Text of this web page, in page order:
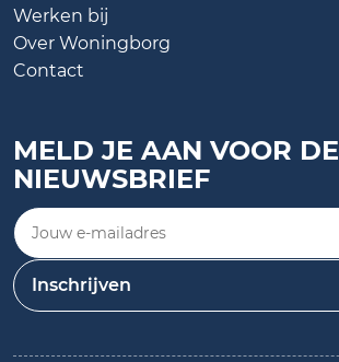
Werken bij
Over Woningborg
Contact
MELD JE AAN VOOR DE
NIEUWSBRIEF
Jouw e-mailadres
Inschrijven